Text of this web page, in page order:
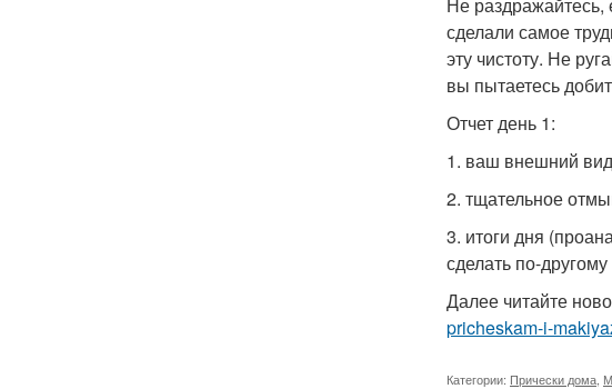
сделали самое
эту чистоту. Не
вы пытаетесь
Отчет день 1:
1. ваш внешний
2. тщательное
3. итоги дня
сделать по-
Далее читайте
pricheskam-i-
Категории: Прически дома